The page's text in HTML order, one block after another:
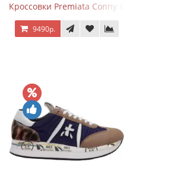
Кроссовки Premiata Conny Black
9490р.